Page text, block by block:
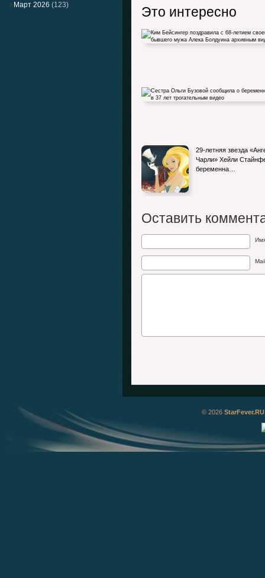
Март 2026 (123) Это интересно
Ким Бейсингер поздравила с 68-летием
своего бывшего мужа Алека…
Сестра Ольги Бузовой сообщила о
беременности в 37 лет…
29-летняя звезда
Чарли» Хейли
беременна…
Оставить
© 2026 StarFever.RU